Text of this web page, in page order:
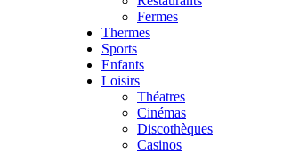
Fermes
Thermes
Sports
Enfants
Loisirs
Théatres
Cinémas
Discothèques
Casinos